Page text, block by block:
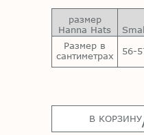
размер
Hanna Hats
Размер в
сантиметрах
56-
В КОРЗИНУ